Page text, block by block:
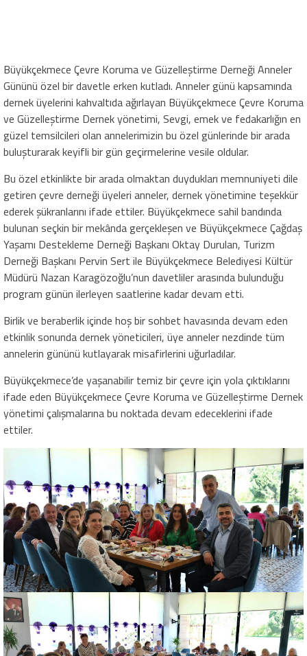
Büyükçekmece Çevre Koruma ve Güzelleştirme Derneği Anneler
Gününü özel bir davetle erken kutladı. Anneler günü kapsamında
dernek üyelerini kahvaltıda ağırlayan Büyükçekmece Çevre Koruma
ve Güzelleştirme Dernek yönetimi, Sevgi, emek ve fedakarlığın en
güzel temsilcileri olan annelerimizin bu özel günlerinde bir arada
buluşturarak keyifli bir gün geçirmelerine vesile oldular.
Bu özel etkinlikte bir arada olmaktan duydukları memnuniyeti dile
getiren çevre derneği üyeleri anneler, dernek yönetimine teşekkür
ederek şükranlarını ifade ettiler. Büyükçekmece sahil bandında
bulunan seçkin bir mekânda gerçekleşen ve Büyükçekmece Çağdaş
Yaşamı Destekleme Derneği Başkanı Oktay Durulan, Turizm
Derneği Başkanı Pervin Sert ile Büyükçekmece Belediyesi Kültür
Müdürü Nazan Karagözoğlu’nun davetliler arasında bulunduğu
program günün ilerleyen saatlerine kadar devam etti.
Birlik ve beraberlik içinde hoş bir sohbet havasında devam eden
etkinlik sonunda dernek yöneticileri, üye anneler nezdinde tüm
annelerin gününü kutlayarak misafirlerini uğurladılar.
Büyükçekmece’de yaşanabilir temiz bir çevre için yola çıktıklarını
ifade eden Büyükçekmece Çevre Koruma ve Güzelleştirme Dernek
yönetimi çalışmalarına bu noktada devam edeceklerini ifade
ettiler.